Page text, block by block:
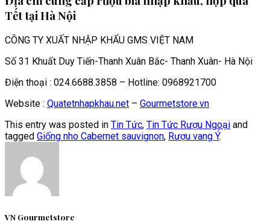
Tết tại Hà Nội
CÔNG TY XUẤT NHẬP KHẨU GMS VIỆT NAM
Số 31 Khuất Duy Tiến-Thanh Xuân Bắc- Thanh Xuân- Hà Nội
Điện thoại : 024.6688.3858 – Hotline: 0968921700
Website : Quatetnhapkhau.net – Gourmetstore.vn
This entry was posted in Tin Tức, Tin Tức Rượu Ngoại and
tagged Giống nho Cabernet sauvignon, Rượu vang Ý.
VN Gourmetstore